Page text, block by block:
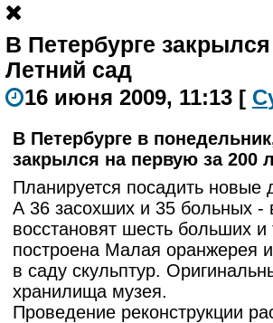
В Петербурге
Летний сад
16 июня 2009, 11:13 [ С
В Петербурге в
закрылся на первую за 200
Планируется посадить новые
А 36 засохших и 35 больных -
восстановят шесть больших
построена Малая оранжерея
в саду скульптур.
хранилища музея.
Проведение реконструкции